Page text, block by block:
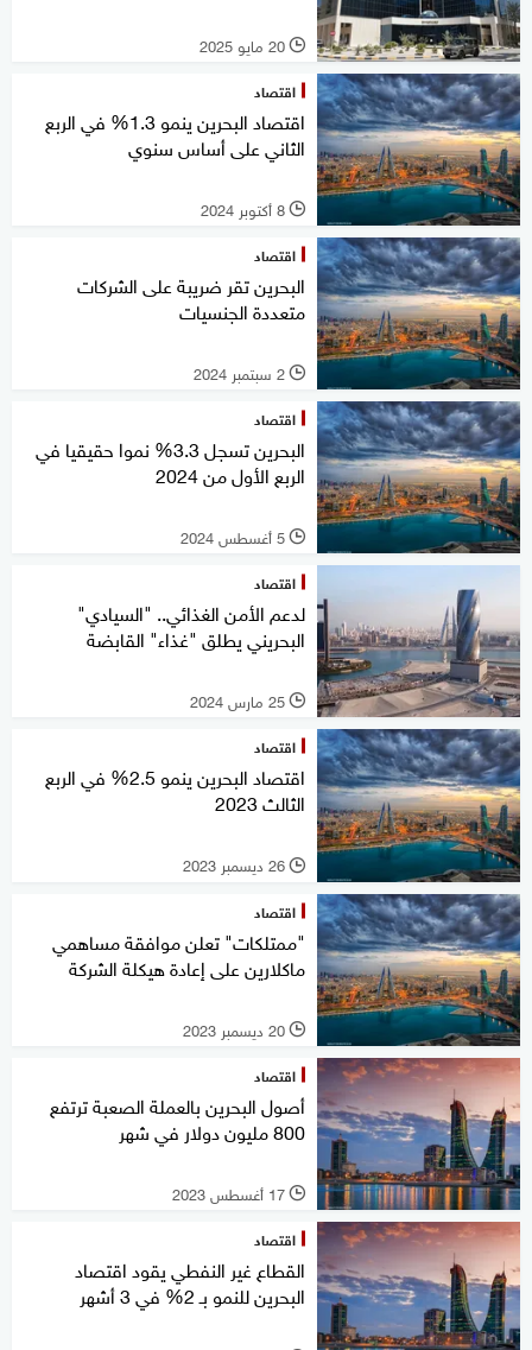
l 20 مايو 2025
اقتصاد
اقتصاد البحرين ينمو 1.3% في الربع
الثاني على أساس سنوي
l 8 أكتوبر 2024
اقتصاد
البحرين تقر ضريبة على الشركات
متعددة الجنسيات
l 2 سبتمبر 2024
اقتصاد
البحرين تسجل 3.3% نموا حقيقيا في
الربع الأول من 2024
l 5 أغسطس 2024
اقتصاد
لدعم الأمن الغذائي.. "السيادي"
البحريني يطلق "غذاء" القابضة
l 25 مارس 2024
اقتصاد
اقتصاد البحرين ينمو 2.5% في الربع
الثالث 2023
l 26 ديسمبر 2023
اقتصاد
"ممتلكات" تعلن موافقة مساهمي
ماكلارين على إعادة هيكلة الشركة
l 20 ديسمبر 2023
اقتصاد
أصول البحرين بالعملة الصعبة ترتفع
800 مليون دولار في شهر
l 17 أغسطس 2023
اقتصاد
القطاع غير النفطي يقود اقتصاد
البحرين للنمو بـ 2% في 3 أشهر